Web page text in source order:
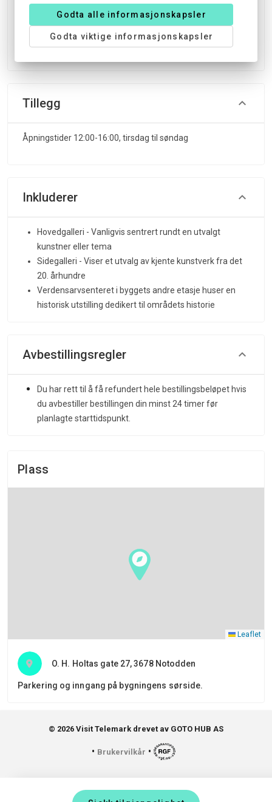
viktige industrihistorien i området.
Vennlig og avslappet kaféområde lar deg ta en pause,
diskutere utstillingene, eller ta deg en bit mat eller
Tillegg
Åpningstider 12:00-16:00, tirsdag til søndag
Inkluderer
Hovedgalleri - Vanligvis sentrert rundt en utvalgt
kunstner eller tema
Sidegalleri - Viser et utvalg av kjente kunstverk fra det
20. århundre
Verdensarvsenteret i byggets andre etasje huser en
historisk utstilling dedikert til områdets historie
Avbestillingsregler
Du har rett til å få refundert hele bestillingsbeløpet hvis
du avbestiller bestillingen din minst 24 timer før
planlagte starttidspunkt.
Plass
Leaflet
O. H. Holtas gate 27, 3678 Notodden
Parkering og inngang på bygningens sørside.
© 2026 Visit Telemark drevet av GOTO HUB AS
• Brukervilkår •
Godta alle informasjonskapsler
Godta viktige informasjonskapsler